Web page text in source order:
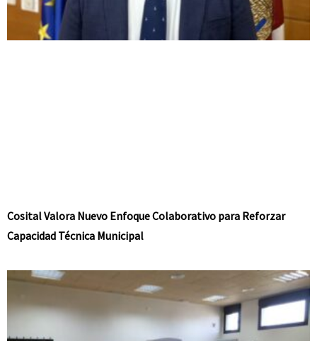
Cosital Valora Nuevo Enfoque Colaborativo para Reforzar
Capacidad Técnica Municipal